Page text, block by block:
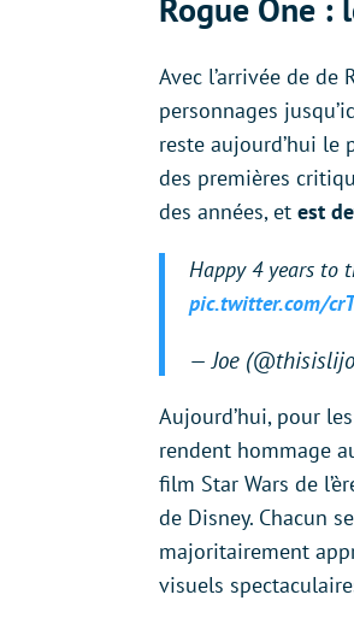
Rogue One :
Avec l’arrivée de de
personnages
reste aujourd’hui le
des premières
des années, et est
Happy 4 years to
pic.twitter.com/
— Joe
Aujourd’hui, pour
rendent hommage
film Star Wars de
de Disney. Chacun
majoritairement
visuels